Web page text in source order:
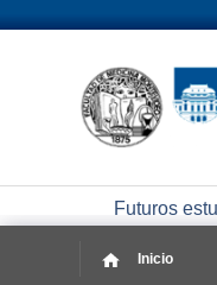
Futuros
Inicio